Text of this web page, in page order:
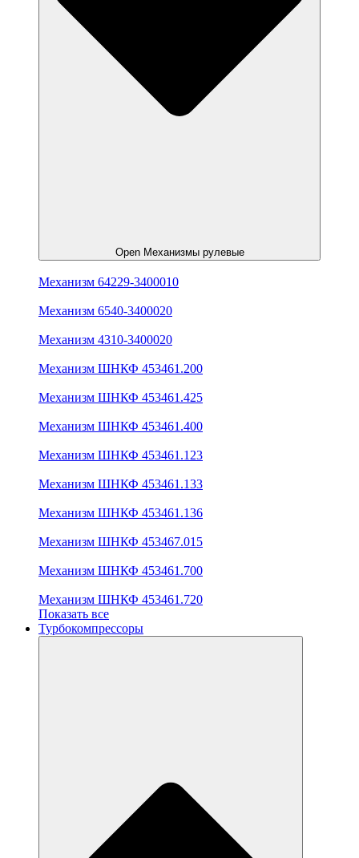
Open Механизмы рулевые
Механизм 64229-3400010
Механизм 6540-3400020
Механизм 4310-3400020
Механизм ШНКФ 453461.200
Механизм ШНКФ 453461.425
Механизм ШНКФ 453461.400
Механизм ШНКФ 453461.123
Механизм ШНКФ 453461.133
Механизм ШНКФ 453461.136
Механизм ШНКФ 453467.015
Механизм ШНКФ 453461.700
Механизм ШНКФ 453461.720
Показать все
Турбокомпрессоры